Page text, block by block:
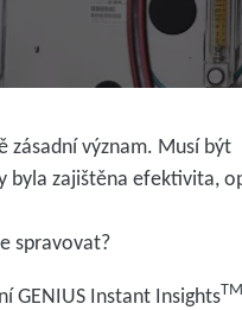
zásadní význam. Musí být
byla zajištěna efektivita,
spravovat?
GENIUS Instant InsightsTM